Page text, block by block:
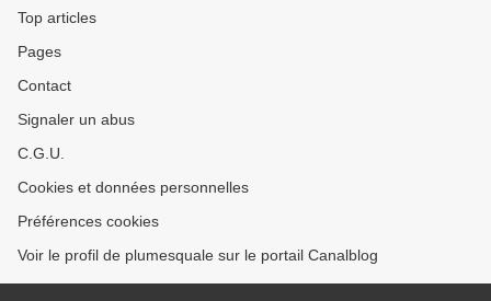
Top articles
Pages
Contact
Signaler un abus
C.G.U.
Cookies et données personnelles
Préférences cookies
Voir le profil de plumesquale sur le portail Canalblog